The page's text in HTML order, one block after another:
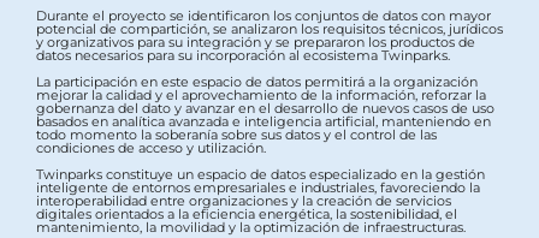
Durante el proyecto se identificaron los conjuntos de datos con mayor
potencial de compartición, se analizaron los requisitos técnicos, jurídicos
y organizativos para su integración y se prepararon los productos de
datos necesarios para su incorporación al ecosistema Twinparks.
La participación en este espacio de datos permitirá a la organización
mejorar la calidad y el aprovechamiento de la información, reforzar la
gobernanza del dato y avanzar en el desarrollo de nuevos casos de uso
basados en analítica avanzada e inteligencia artificial, manteniendo en
todo momento la soberanía sobre sus datos y el control de las
condiciones de acceso y utilización.
Twinparks constituye un espacio de datos especializado en la gestión
inteligente de entornos empresariales e industriales, favoreciendo la
interoperabilidad entre organizaciones y la creación de servicios
digitales orientados a la eficiencia energética, la sostenibilidad, el
mantenimiento, la movilidad y la optimización de infraestructuras.